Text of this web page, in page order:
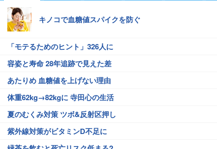
キノコで血糖値スパイクを防ぐ
「モテるためのヒント」326人に
容姿と寿命 28年追跡で見えた差
あたりめ 血糖値を上げない理由
体重62kg→82kgに 寺田心の生活
夏のむくみ対策 ツボ&反射区押し
紫外線対策がビタミンD不足に